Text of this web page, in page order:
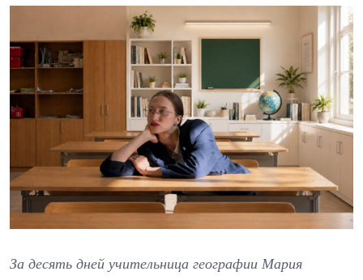
За десять дней учительница географии Мария